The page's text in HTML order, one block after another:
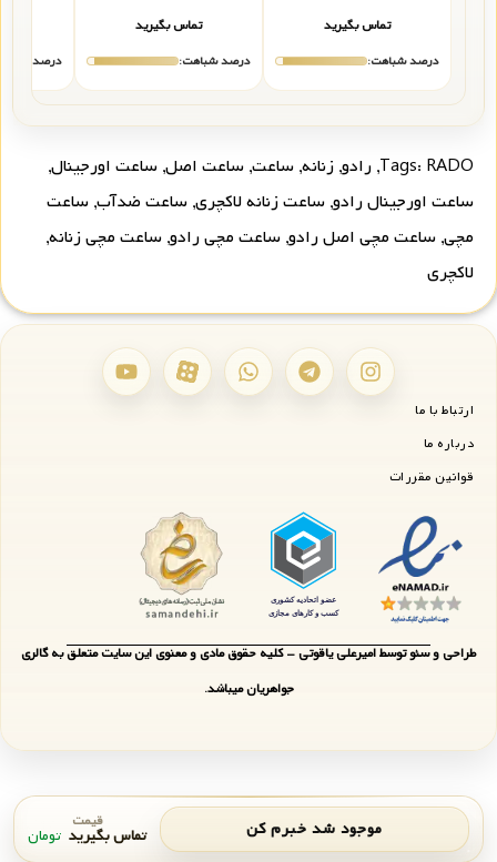
موجود شد خبرم کن قیمت
تماس بگیرید تومان
تماس بگیرید
درصد شباهت:
تماس بگیرید
درصد شباهت:
درصد
Tags: RADO
, رادو, زنانه, ساعت, ساعت اصل, ساعت اورجینال,
ساعت اورجینال رادو, ساعت زنانه لاکچری, ساعت ضدآب, ساعت
مچی, ساعت مچی اصل رادو, ساعت مچی رادو, ساعت مچی زنانه,
لاکچری
ارتباط با ما
درباره ما
قوانین مقررات
طراحی و سئو توسط امیرعلی یاقوتی - کلیه حقوق مادی و معنوی این سایت متعلق به گالری
جواهریان میباشد.